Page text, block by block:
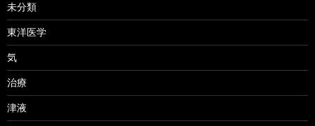
未分類
東洋医学
気
治療
津液